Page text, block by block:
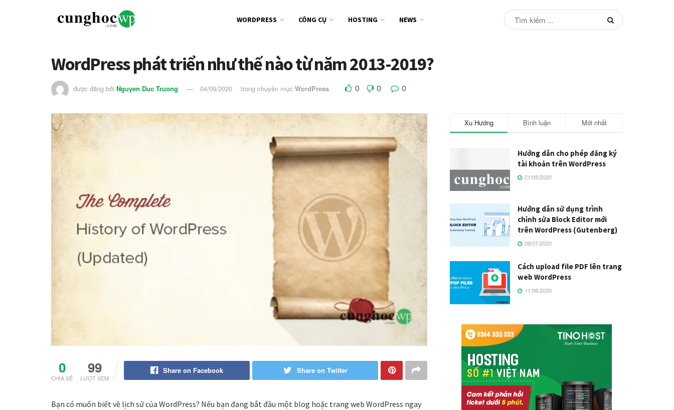
WORDPRESS CÔNG CỤ HOSTING NEWS
WordPress phát triển như thế nào từ năm 2013-2019?
được đăng bởi Nguyen Duc Truong 04/09/2020 trong chuyên mục WordPress 0 0 0
0
CHIA SẺ
99
LƯỢT XEM
Share on Facebook Share on Twitter
Bạn có muốn biết về lịch sử của WordPress? Nếu bạn đang bắt đầu một blog hoặc trang web WordPress ngay
Xu Hướng Bình luận Mới nhất
Hướng dẫn cho phép đăng ký
tài khoản trên WordPress
21/05/2020
Hướng dẫn sử dụng trình
chỉnh sửa Block Editor mới
trên WordPress (Gutenberg)
09/07/2020
Cách upload file PDF lên trang
web WordPress
11/06/2020